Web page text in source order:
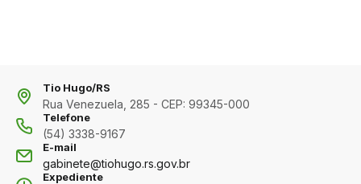
Tio Hugo/RS
Rua Venezuela, 285 - CEP: 99345-000
Telefone
(54) 3338-9167
E-mail
gabinete@tiohugo.rs.gov.br
Expediente